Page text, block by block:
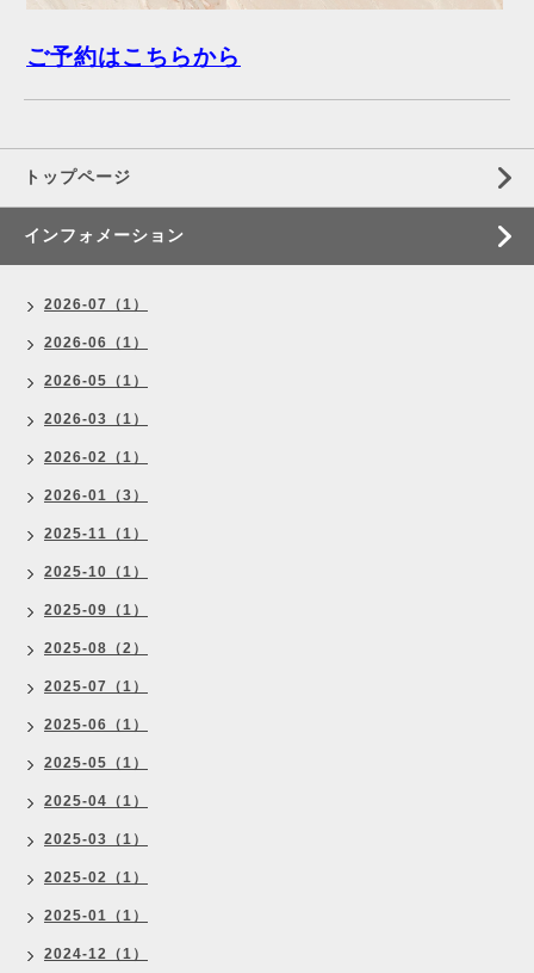
ご予約はこちらから
トップページ
インフォメーション
2026-07（1）
2026-06（1）
2026-05（1）
2026-03（1）
2026-02（1）
2026-01（3）
2025-11（1）
2025-10（1）
2025-09（1）
2025-08（2）
2025-07（1）
2025-06（1）
2025-05（1）
2025-04（1）
2025-03（1）
2025-02（1）
2025-01（1）
2024-12（1）